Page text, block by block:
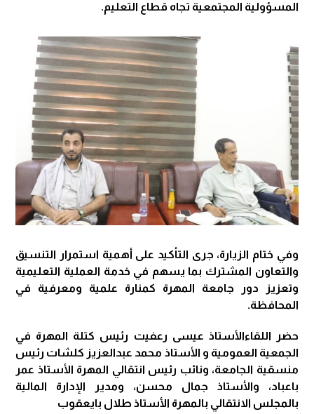
المسؤولية المجتمعية تجاه قطاع التعليم.
وفي ختام الزيارة، جرى التأكيد على أهمية استمرار التنسيق
والتعاون المشترك بما يسهم في خدمة العملية التعليمية
وتعزيز دور جامعة المهرة كمنارة علمية ومعرفية في
المحافظة.
حضر اللقاءالأستاذ عيسى رعفيت رئيس كتلة المهرة في
الجمعية العمومية و الأستاذ محمد عبدالعزيز كلشات رئيس
منسقية الجامعة، ونائب رئيس انتقالي المهرة الأستاذ عمر
باعباد، والأستاذ جمال محسن، ومدير الإدارة المالية
بالمجلس الانتقالي بالمهرة الأستاذ طلال بايعقوب